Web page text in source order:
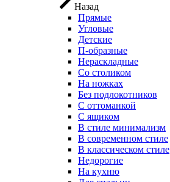
Назад
Прямые
Угловые
Детские
П-образные
Нераскладные
Со столиком
На ножках
Без подлокотников
С оттоманкой
С ящиком
В стиле минимализм
В современном стиле
В классическом стиле
Недорогие
На кухню